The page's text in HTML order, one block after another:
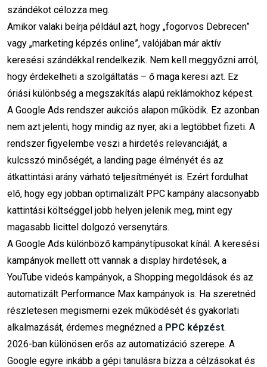
online marketing stratégia startup
kezdő lépések facebook
piackutatás online elérés
online marketinges
Online marketing szakma SEO
Online marketing stratégia
Facebook posztok
Mesterséges intelligencia
Online marketing WordPress weboldal
mesterséges intelligencia
online marketing képzés hirdetés ppc
Facebook Tiktok Social Media
szándékot célozza meg.
Amikor valaki beírja például azt, hogy „fogorvos Debrecen”
vagy „marketing képzés online”, valójában már aktív
keresési szándékkal rendelkezik. Nem kell meggyőzni arról,
hogy érdekelheti a szolgáltatás – ő maga keresi azt. Ez
óriási különbség a megszakítás alapú reklámokhoz képest.
A Google Ads rendszer aukciós alapon működik. Ez azonban
nem azt jelenti, hogy mindig az nyer, aki a legtöbbet fizeti. A
rendszer figyelembe veszi a hirdetés relevanciáját, a
kulcsszó minőségét, a landing page élményét és az
átkattintási arány várható teljesítményét is. Ezért fordulhat
elő, hogy egy jobban optimalizált PPC kampány alacsonyabb
kattintási költséggel jobb helyen jelenik meg, mint egy
magasabb licittel dolgozó versenytárs.
A Google Ads különböző kampánytípusokat kínál. A keresési
kampányok mellett ott vannak a display hirdetések, a
YouTube videós kampányok, a Shopping megoldások és az
automatizált Performance Max kampányok is. Ha szeretnéd
részletesen megismerni ezek működését és gyakorlati
alkalmazását, érdemes megnézned a PPC képzést.
2026-ban különösen erős az automatizáció szerepe. A
Google egyre inkább a gépi tanulásra bízza a célzásokat és